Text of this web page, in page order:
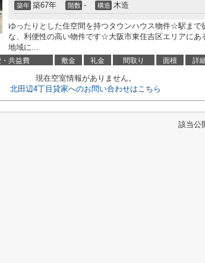
築年 築67年 階数 - 構造 木造
ゆったりとした住空間を持つタウンハウス物件☆駅まで
な、利便性の高い物件です☆大阪市東住吉区エリアにあ
地域に...
共益費 敷金 礼金 間取り 面積 詳
現在空室情報がありません。
北田辺4丁目貸家へのお問い合わせはこちら
該当公